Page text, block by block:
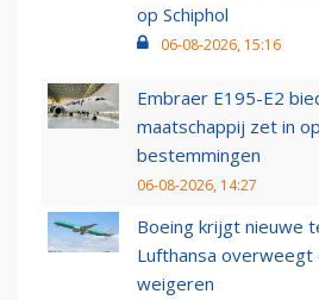
op Schiphol
06-08-2026, 15:16
Embraer E195-E2
maatschappij zet in
bestemmingen
06-08-2026, 14:27
Boeing krijgt nieuwe
Lufthansa
weigeren